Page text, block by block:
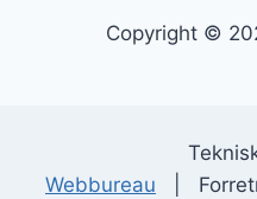
Copyright ©
Webbureau |